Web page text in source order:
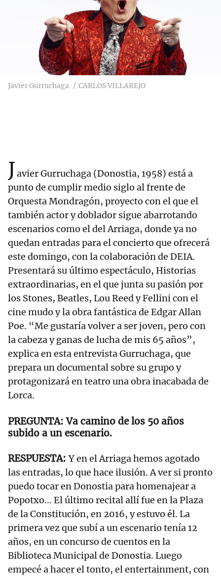
Javier Gurruchaga CARLOS VILLAREJO
Javier Gurruchaga (Donostia, 1958) está a
punto de cumplir medio siglo al frente de
Orquesta Mondragón, proyecto con el que el
también actor y doblador sigue abarrotando
escenarios como el del Arriaga, donde ya no
quedan entradas para el concierto que ofrecerá
este domingo, con la colaboración de DEIA.
Presentará su último espectáculo, Historias
extraordinarias, en el que junta su pasión por
los Stones, Beatles, Lou Reed y Fellini con el
cine mudo y la obra fantástica de Edgar Allan
Poe. “Me gustaría volver a ser joven, pero con
la cabeza y ganas de lucha de mis 65 años”,
explica en esta entrevista Gurruchaga, que
prepara un documental sobre su grupo y
protagonizará en teatro una obra inacabada de
Lorca.
Va camino de los 50 años
subido a un escenario.
Y en el Arriaga hemos agotado
las entradas, lo que hace ilusión. A ver si pronto
puedo tocar en Donostia para homenajear a
Popotxo... El último recital allí fue en la Plaza
de la Constitución, en 2016, y estuvo él. La
primera vez que subí a un escenario tenía 12
años, en un concurso de cuentos en la
Biblioteca Municipal de Donostia. Luego
empecé a hacer el tonto, el entertainment, con